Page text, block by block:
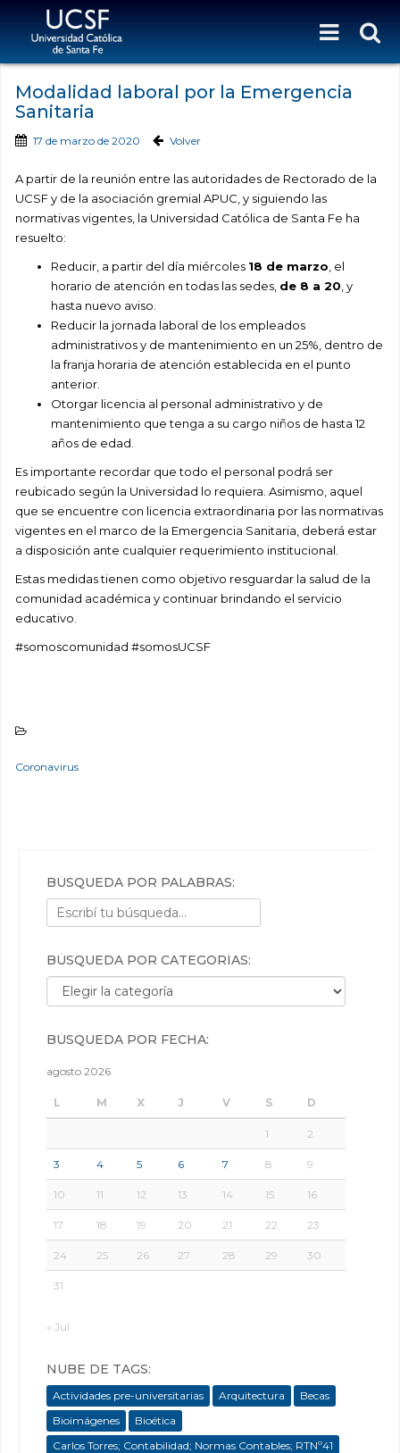
Modalidad laboral por la Emergencia
Sanitaria
17 de marzo de 2020 Volver
A partir de la reunión entre las autoridades de Rectorado de la
UCSF y de la asociación gremial APUC, y siguiendo las
normativas vigentes, la Universidad Católica de Santa Fe ha
resuelto:
Reducir, a partir del día miércoles 18 de marzo , el
horario de atención en todas las sedes, de 8 a 20 , y
hasta nuevo aviso.
Reducir la jornada laboral de los empleados
administrativos y de mantenimiento en un 25%, dentro de
la franja horaria de atención establecida en el punto
anterior.
Otorgar licencia al personal administrativo y de
mantenimiento que tenga a su cargo niños de hasta 12
años de edad.
Es importante recordar que todo el personal podrá ser
reubicado según la Universidad lo requiera. Asimismo, aquel
que se encuentre con licencia extraordinaria por las normativas
vigentes en el marco de la Emergencia Sanitaria, deberá estar
a disposición ante cualquier requerimiento institucional.
Estas medidas tienen como objetivo resguardar la salud de la
comunidad académica y continuar brindando el servicio
educativo.
#somoscomunidad #somosUCSF
Coronavirus
BÚSQUEDA POR PALABRAS:
BÚSQUEDA POR CATEGORÍAS:
Búsqueda por categorías:
BÚSQUEDA POR FECHA:
agosto 2026
L M X J V S D
1 2
3 4 5 6 7 8 9
10 11 12 13 14 15 16
17 18 19 20 21 22 23
24 25 26 27 28 29 30
31
« Jul
NUBE DE TAGS:
Actividades pre-universitarias Arquitectura
Becas
Bioimágenes
Bioética
Carlos Torres; Contabilidad; Normas Contables; RTNº41